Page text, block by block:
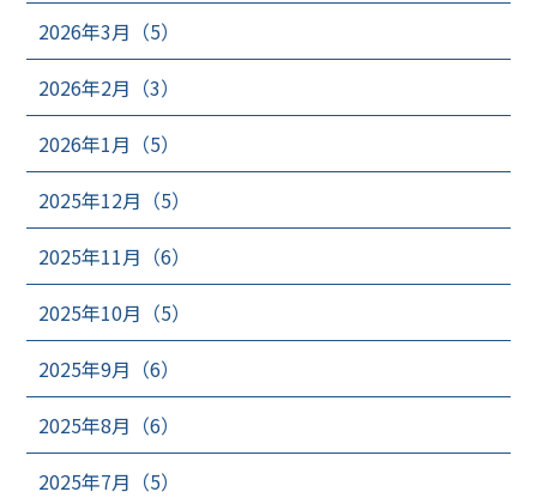
2026年3月（5）
2026年2月（3）
2026年1月（5）
2025年12月（5）
2025年11月（6）
2025年10月（5）
2025年9月（6）
2025年8月（6）
2025年7月（5）